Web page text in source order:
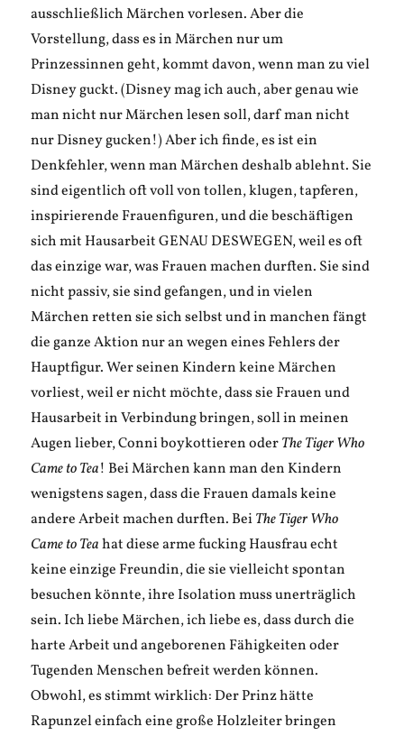
ausschließlich Märchen vorlesen. Aber die
Vorstellung, dass es in Märchen nur um
Prinzessinnen geht, kommt davon, wenn man zu viel
Disney guckt. (Disney mag ich auch, aber genau wie
man nicht nur Märchen lesen soll, darf man nicht
nur Disney gucken!) Aber ich finde, es ist ein
Denkfehler, wenn man Märchen deshalb ablehnt. Sie
sind eigentlich oft voll von tollen, klugen, tapferen,
inspirierende Frauenfiguren, und die beschäftigen
sich mit Hausarbeit GENAU DESWEGEN, weil es oft
das einzige war, was Frauen machen durften. Sie sind
nicht passiv, sie sind gefangen, und in vielen
Märchen retten sie sich selbst und in manchen fängt
die ganze Aktion nur an wegen eines Fehlers der
Hauptfigur. Wer seinen Kindern keine Märchen
vorliest, weil er nicht möchte, dass sie Frauen und
Hausarbeit in Verbindung bringen, soll in meinen
Augen lieber, Conni boykottieren oderThe Tiger Who
Came to Tea! Bei Märchen kann man den Kindern
wenigstens sagen, dass die Frauen damals keine
andere Arbeit machen durften. BeiThe Tiger Who
Came to Teahat diese arme fucking Hausfrau echt
keine einzige Freundin, die sie vielleicht spontan
besuchen könnte, ihre Isolation muss unerträglich
sein. Ich liebe Märchen, ich liebe es, dass durch die
harte Arbeit und angeborenen Fähigkeiten oder
Tugenden Menschen befreit werden können.
Obwohl, es stimmt wirklich: Der Prinz hätte
Rapunzel einfach eine große Holzleiter bringen